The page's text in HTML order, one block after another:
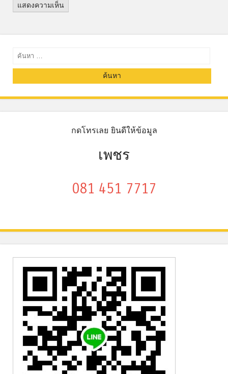
ค้นหา
กดโทรเลย ยินดีให้ข้อมูล
เพชร
081 451 7717